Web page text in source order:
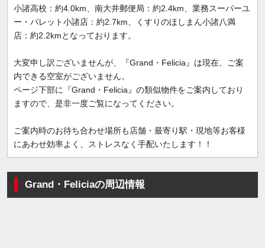
小諸高校：約4.0km、南大井郵便局：約2.4km、業務スーパーユ
ー・パレット小諸店：約2.7km、くすりのほしまん小諸八満
店：約2.2kmとなっております。
大変申し訳ございませんが、『Grand・Felicia』は現在、ご案
内できる空室がございません。
ページ下部に『Grand・Felicia』の類似物件をご案内しており
ますので、是非一度ご覧になってください。
ご案内時のお待ち合わせ場所も店舗・最寄り駅・現地等お客様
にあわせ効率よく、ストレスなく手配いたします！！
Grand・Feliciaの周辺情報